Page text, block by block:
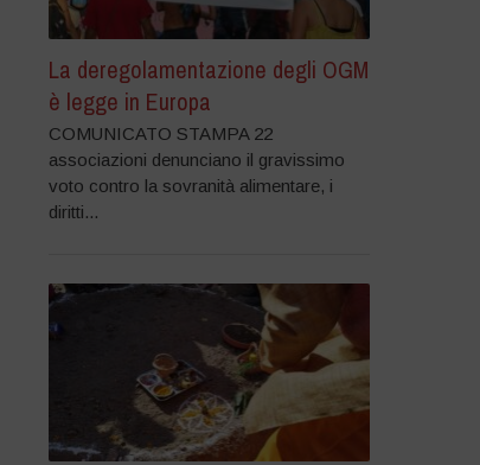
La deregolamentazione degli OGM
è legge in Europa
COMUNICATO STAMPA 22
associazioni denunciano il gravissimo
voto contro la sovranità alimentare, i
diritti...